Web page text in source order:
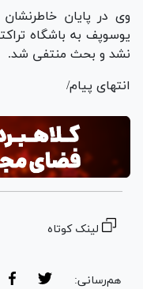
وی در پایان
یوسوپف به باشگاه
نشد و بحث منتفی شد.
انتهای پیام/
لینک کوتاه
هم‌رسانی: